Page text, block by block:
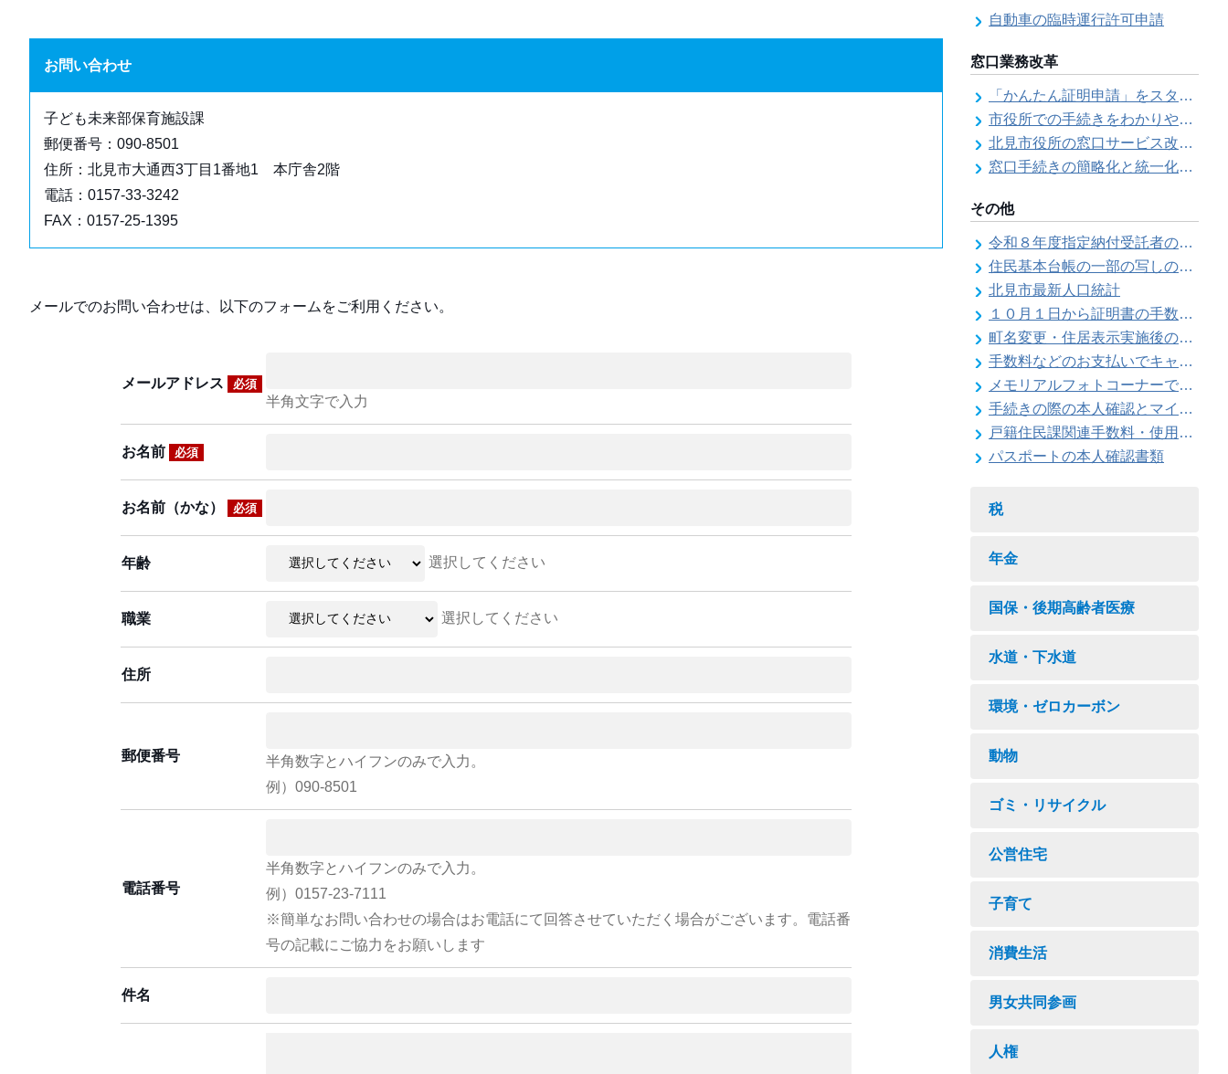
お問い合わせ
子ども未来部保育施設課
郵便番号：090-8501
住所：北見市大通西3丁目1番地1 本庁舎2階
電話：0157-33-3242
FAX：0157-25-1395
メールでのお問い合わせは、以下のフォームをご利用ください。
メールアドレス 必須
半角文字で入力
お名前 必須
お名前（かな） 必須
年齢 選択してください
職業 選択してください
住所
郵便番号
半角数字とハイフンのみで入力。
例）090-8501
電話番号
半角数字とハイフンのみで入力。
例）0157-23-7111
※簡単なお問い合わせの場合はお電話にて回答させていただく場合がございます。電話番
号の記載にご協力をお願いします
件名
自動車の臨時運行許可申請
窓口業務改革
「かんたん証明申請」をスタートしました
市役所での手続きをわかりやすく！「手続きチェックシート」を導入しました
北見市役所の窓口サービス改善の取り組み経過
窓口手続きの簡略化と統一化の取り組みについて（ワンストップサービス推進事業）
その他
令和８年度指定納付受託者の指定について
住民基本台帳の一部の写しの閲覧状況
北見市最新人口統計
１０月１日から証明書の手数料が変わります
町名変更・住居表示実施後の住所変更
手数料などのお支払いでキャッシュレス決済が利用できます
メモリアルフォトコーナーで記念撮影はいかがですか
手続きの際の本人確認とマイナンバーの確認にご協力ください
戸籍住民課関連手数料・使用料一覧
パスポートの本人確認書類
税
年金
国保・後期高齢者医療
水道・下水道
環境・ゼロカーボン
動物
ゴミ・リサイクル
公営住宅
子育て
消費生活
男女共同参画
人権